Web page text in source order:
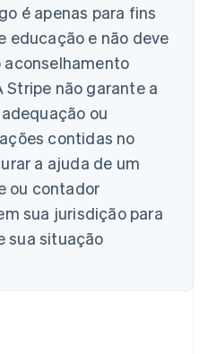
é apenas para fins
educação e não deve
não garante a
ou
contidas no
a ajuda de um
ou contador
sua jurisdição para
sua situação
English